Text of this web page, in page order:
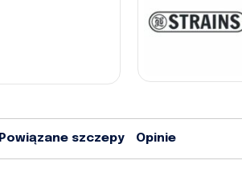
Powiązane szczepy Opinie